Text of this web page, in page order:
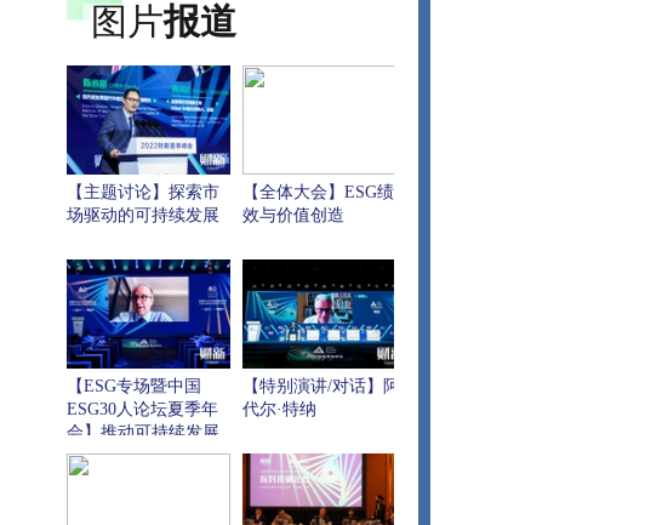
图片报道
【主题讨论】探索市
场驱动的可持续发展
【全体大会】ESG绩
效与价值创造
【ESG专场暨中国
ESG30人论坛夏季年
会】推动可持续发展
更进一程：构建一致
行动的框架
【特别演讲/对话】阿
代尔·特纳